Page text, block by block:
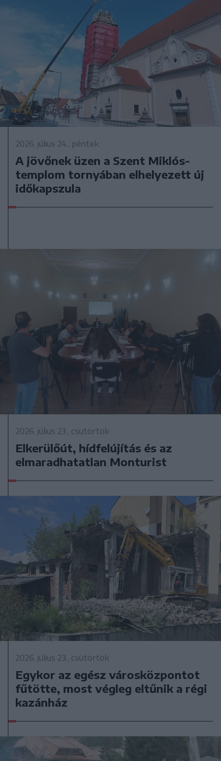
2026. július 24., péntek
A jövőnek üzen a Szent Miklós-
templom tornyában elhelyezett új
időkapszula
2026. július 23., csütörtök
Elkerülőút, hídfelújítás és az
elmaradhatatlan Monturist
2026. július 23., csütörtök
Egykor az egész városközpontot
fűtötte, most végleg eltűnik a régi
kazánház